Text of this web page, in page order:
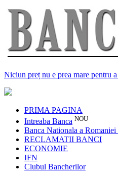
Niciun preț nu e prea mare pentru
PRIMA PAGINA
Intreaba Banca NOU
Banca Nationala a
RECLAMATII BANCI
ECONOMIE
IFN
Clubul Bancherilor